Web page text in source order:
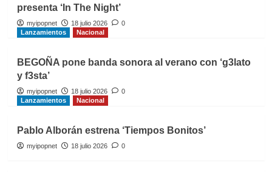
presenta ‘In The Night’
myipopnet 18 julio 2026
0
Lanzamientos
Nacional
BEGOÑA pone banda sonora al verano con ‘g3lato
y f3sta’
myipopnet 18 julio 2026
0
Lanzamientos
Nacional
Pablo Alborán estrena ‘Tiempos Bonitos’
myipopnet 18 julio 2026 0